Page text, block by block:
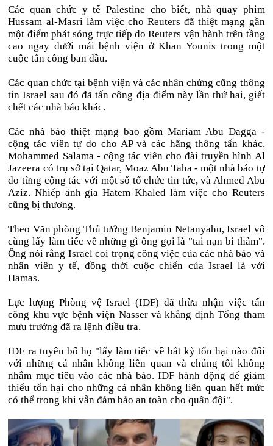
Các quan chức y tế Palestine cho biết, nhà quay phim
Hussam al-Masri làm việc cho Reuters đã thiệt mạng gần
một điểm phát sóng trực tiếp do Reuters vận hành trên tầng
cao ngay dưới mái bệnh viện ở Khan Younis trong một
cuộc tấn công ban đầu.
Các quan chức tại bệnh viện và các nhân chứng cũng thông
tin Israel sau đó đã tấn công địa điểm này lần thứ hai, giết
chết các nhà báo khác.
Các nhà báo thiệt mạng bao gồm Mariam Abu Dagga -
cộng tác viên tự do cho AP và các hãng thông tấn khác,
Mohammed Salama - cộng tác viên cho đài truyền hình Al
Jazeera có trụ sở tại Qatar, Moaz Abu Taha - một nhà báo tự
do từng cộng tác với một số tổ chức tin tức, và Ahmed Abu
Aziz. Nhiếp ảnh gia Hatem Khaled làm việc cho Reuters
cũng bị thương.
Theo Văn phòng Thủ tướng Benjamin Netanyahu, Israel vô
cùng lấy làm tiếc về những gì ông gọi là "tai nạn bi thảm".
Ông nói rằng Israel coi trọng công việc của các nhà báo và
nhân viên y tế, đồng thời cuộc chiến của Israel là với
Hamas.
Lực lượng Phòng vệ Israel (IDF) đã thừa nhận việc tấn
công khu vực bệnh viện Nasser và khẳng định Tổng tham
mưu trưởng đã ra lệnh điều tra.
IDF ra tuyên bố họ "lấy làm tiếc về bất kỳ tổn hại nào đối
với những cá nhân không liên quan và chúng tôi không
nhắm mục tiêu vào các nhà báo. IDF hành động để giảm
thiểu tổn hại cho những cá nhân không liên quan hết mức
có thể trong khi vẫn đảm bảo an toàn cho quân đội".